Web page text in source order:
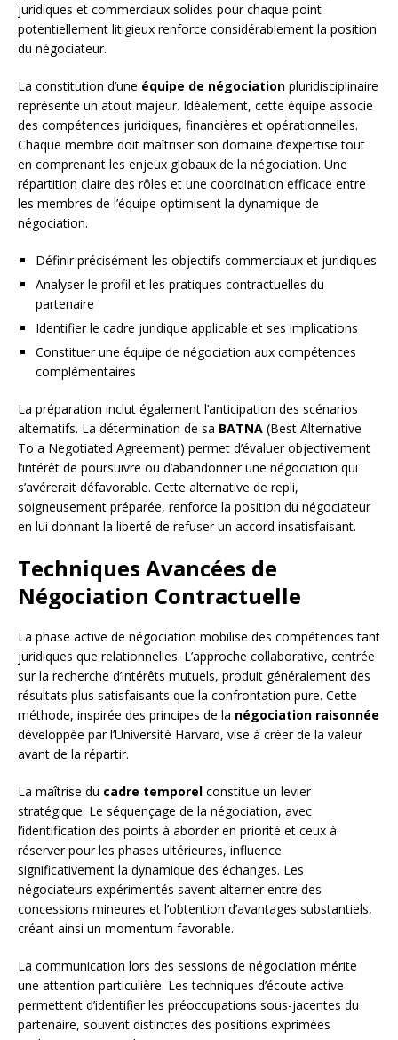
juridiques et commerciaux solides pour chaque point
potentiellement litigieux renforce considérablement la position
du négociateur.
La constitution d’une équipe de négociation pluridisciplinaire
représente un atout majeur. Idéalement, cette équipe associe
des compétences juridiques, financières et opérationnelles.
Chaque membre doit maîtriser son domaine d’expertise tout
en comprenant les enjeux globaux de la négociation. Une
répartition claire des rôles et une coordination efficace entre
les membres de l’équipe optimisent la dynamique de
négociation.
Définir précisément les objectifs commerciaux et juridiques
Analyser le profil et les pratiques contractuelles du
partenaire
Identifier le cadre juridique applicable et ses implications
Constituer une équipe de négociation aux compétences
complémentaires
La préparation inclut également l’anticipation des scénarios
alternatifs. La détermination de sa BATNA (Best Alternative
To a Negotiated Agreement) permet d’évaluer objectivement
l’intérêt de poursuivre ou d’abandonner une négociation qui
s’avérerait défavorable. Cette alternative de repli,
soigneusement préparée, renforce la position du négociateur
en lui donnant la liberté de refuser un accord insatisfaisant.
Techniques Avancées de
Négociation Contractuelle
La phase active de négociation mobilise des compétences tant
juridiques que relationnelles. L’approche collaborative, centrée
sur la recherche d’intérêts mutuels, produit généralement des
résultats plus satisfaisants que la confrontation pure. Cette
méthode, inspirée des principes de la négociation raisonnée
développée par l’Université Harvard, vise à créer de la valeur
avant de la répartir.
La maîtrise du cadre temporel constitue un levier
stratégique. Le séquençage de la négociation, avec
l’identification des points à aborder en priorité et ceux à
réserver pour les phases ultérieures, influence
significativement la dynamique des échanges. Les
négociateurs expérimentés savent alterner entre des
concessions mineures et l’obtention d’avantages substantiels,
créant ainsi un momentum favorable.
La communication lors des sessions de négociation mérite
une attention particulière. Les techniques d’écoute active
permettent d’identifier les préoccupations sous-jacentes du
partenaire, souvent distinctes des positions exprimées